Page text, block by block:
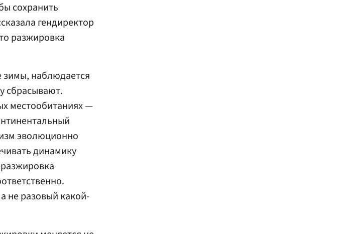
сохранить
гендиректор
разжировка
зимы, наблюдается
сбрасывают.
местообитаниях —
эволюционно
динамику
не разовый какой-